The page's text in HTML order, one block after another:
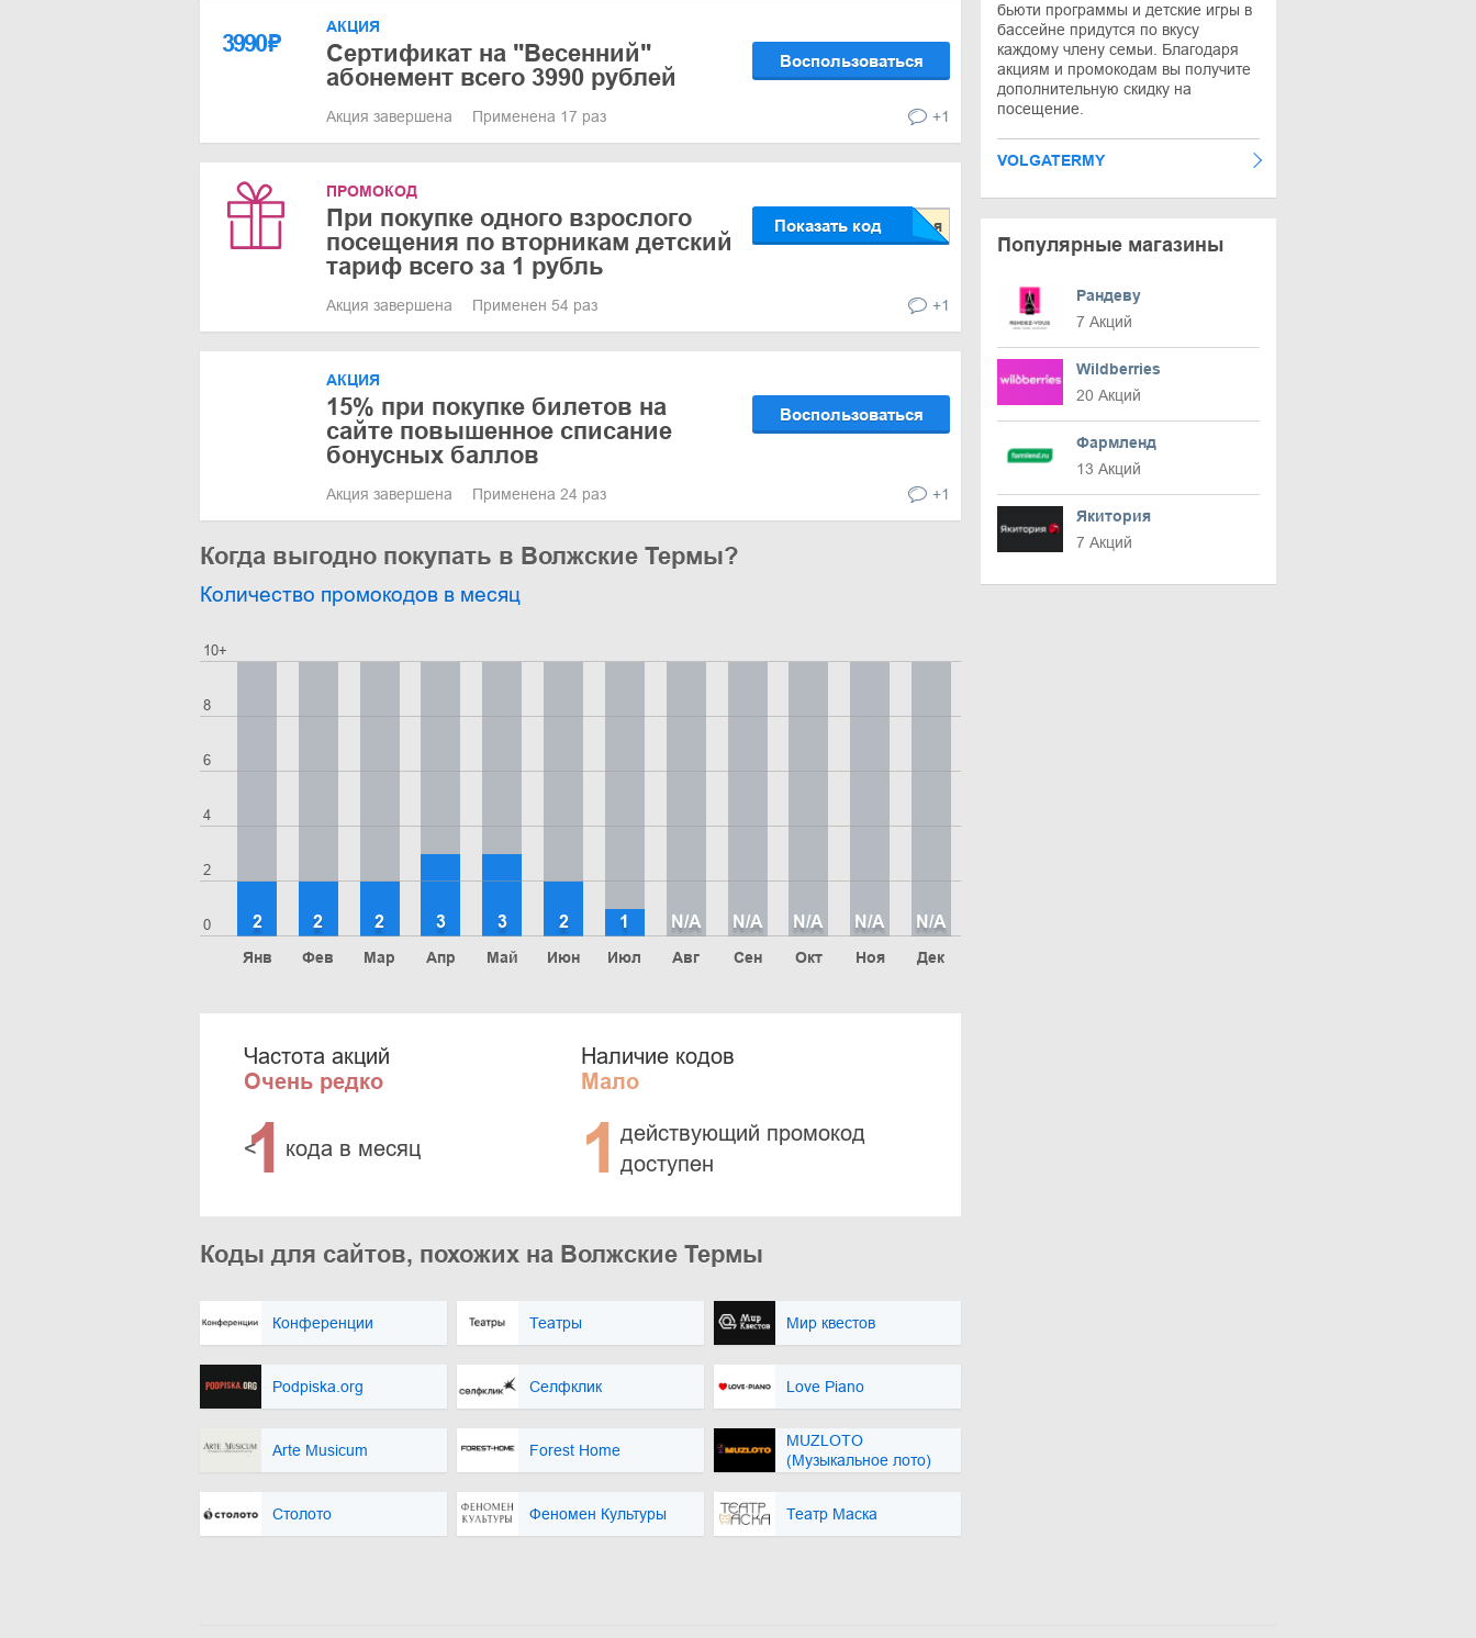
3990₽
АКЦИЯ
Сертификат на "Весенний"
абонемент всего 3990 рублей
Воспользоваться
Акция завершена Применена 17 раз +1
ПРОМОКОД
При покупке одного взрослого
посещения по вторникам детский
тариф всего за 1 рубль
Показать код
Акция завершена Применен 54 раз +1
АКЦИЯ
15% при покупке билетов на
сайте повышенное списание
бонусных баллов
Воспользоваться
Акция завершена Применена 24 раз +1
Когда выгодно покупать в Волжские Термы?
Количество промокодов в месяц
0
2
4
6
8
10+
Янв
2
Фев
2
Мар
2
Апр
3
Май
3
Июн
2
Июл
1
Авг
N/A
Сен
N/A
Окт
N/A
Ноя
N/A
Дек
N/A
Частота акций
Очень редко
<
1 кода в месяц
Наличие кодов
Мало
1 действующий промокод
доступен
Коды для сайтов, похожих на Волжские Термы
Конференции Театры Мир квестов
Podpiska.org Селфклик Love Piano
Arte Musicum Forest Home
MUZLOTO
(Музыкальное лото)
Столото Феномен Культуры Театр Маска
бьюти программы и детские игры в
бассейне придутся по вкусу
каждому члену семьи. Благодаря
акциям и промокодам вы получите
дополнительную скидку на
посещение.
VOLGATERMY
Популярные магазины
Рандеву
7 Акций
Wildberries
20 Акций
Фармленд
13 Акций
Якитория
7 Акций